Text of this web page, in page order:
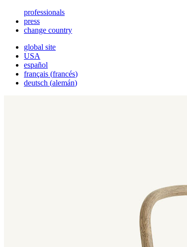
professionals
press
change country
global site
USA
español
français (francés)
deutsch (alemán)